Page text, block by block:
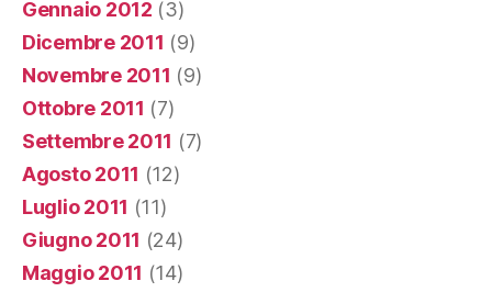
Gennaio 2012 (3)
Dicembre 2011 (9)
Novembre 2011 (9)
Ottobre 2011 (7)
Settembre 2011 (7)
Agosto 2011 (12)
Luglio 2011 (11)
Giugno 2011 (24)
Maggio 2011 (14)